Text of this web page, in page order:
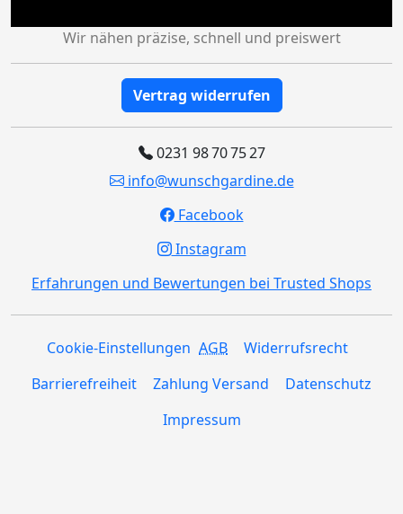
Wir nähen präzise, schnell und preiswert
Vertrag widerrufen
0231 98 70 75 27
info@wunschgardine.de
Facebook
Instagram
Erfahrungen und Bewertungen bei Trusted Shops
Cookie-Einstellungen AGB
Widerrufsrecht
Barrierefreiheit
Zahlung Versand
Datenschutz
Impressum